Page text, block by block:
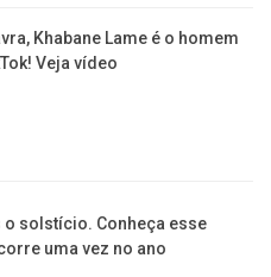
Khabane Lame é o homem
Veja vídeo
solstício. Conheça esse
uma vez no ano